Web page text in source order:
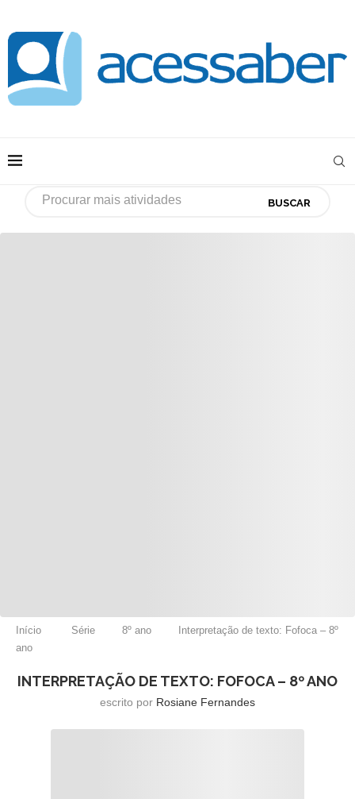
BUSCAR
Início Série 8º ano
Interpretação de texto: Fofoca – 8º
ano
INTERPRETAÇÃO DE TEXTO: FOFOCA – 8º ANO
escrito por Rosiane Fernandes